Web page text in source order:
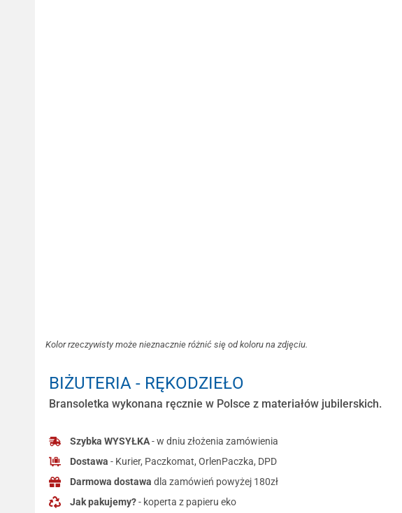
Kolor rzeczywisty może nieznacznie różnić się od koloru na zdjęciu.
BIŻUTERIA - RĘKODZIEŁO
Bransoletka wykonana ręcznie w Polsce z materiałów jubilerskich.
Szybka WYSYŁKA- w dniu złożenia zamówienia
Dostawa - Kurier, Paczkomat, OrlenPaczka, DPD
Darmowa dostawa dla zamówień powyżej 180zł
Jak pakujemy?- koperta z papieru eko